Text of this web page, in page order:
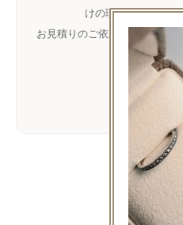
けの理想の指輪をお
お見積りのご依頼だけでもお気
LINE
LINEで